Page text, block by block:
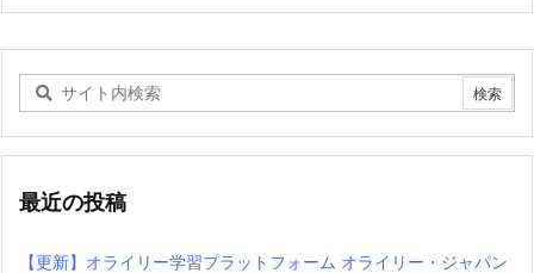
最近の投稿
【更新】オライリー学習プラットフォーム オライリー・ジャパン